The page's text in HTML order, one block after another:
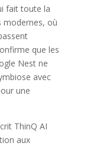
fait toute la
modernes, où
que les
Nest ne
avec
une
ThinQ AI
aux